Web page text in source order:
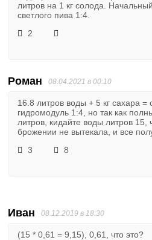
литров на 1 кг солода.
светлого пива 1:4.
2
Роман 08.04.2021 в 00:10
16.8 литров воды + 5 кг сахара
гидромодуль 1:4, но так как
литров, кидайте воды литров 15,
брожении не вытекала, и все
3
8
Иван 08.12.2019 в 18:30
(15 * 0,61 = 9,15), 0,61, что это?